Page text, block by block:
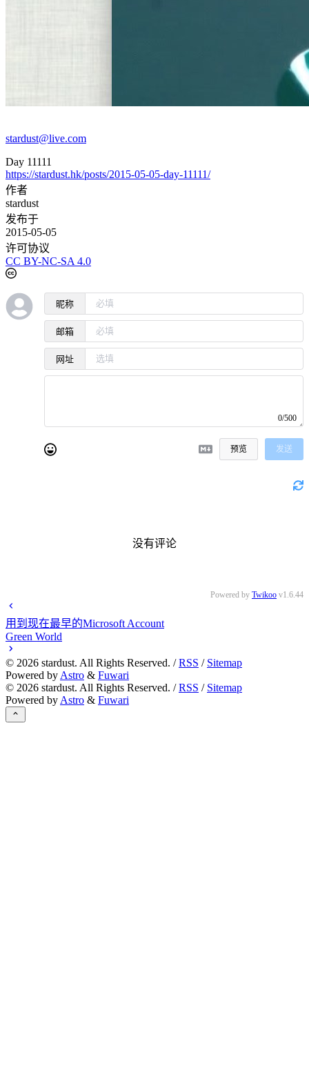
stardust@live.com
Day 11111
https://stardust.hk/posts/2015-05-05-day-11111/
作者
stardust
发布于
2015-05-05
许可协议
CC BY-NC-SA 4.0
昵称
邮箱
网址
0/500
预览 发送
没有评论
Powered by Twikoo v1.6.44
用到现在最早的Microsoft Account
Green World
© 2026 stardust. All Rights Reserved. /RSS / Sitemap
Powered by Astro & Fuwari
© 2026 stardust. All Rights Reserved. /RSS / Sitemap
Powered by Astro & Fuwari